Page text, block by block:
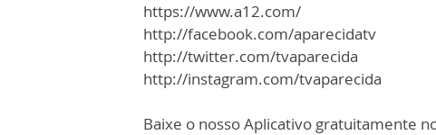
https://www.a12.com/
http://facebook.com/aparecidatv
http://twitter.com/tvaparecida
http://instagram.com/tvaparecida
Baixe o nosso Aplicativo gratuitamente